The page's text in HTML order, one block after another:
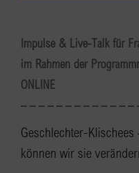
Impulse & Live-Talk für
im Rahmen der
ONLINE
– – – – – – – – – – – – –
Geschlechter-
können wir sie